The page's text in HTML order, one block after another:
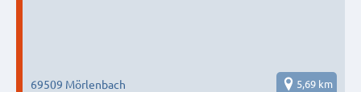
69509 Mörlenbach 5,69 km